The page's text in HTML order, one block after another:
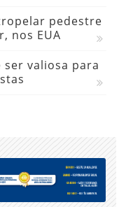
pedestre
nos EUA
valiosa para